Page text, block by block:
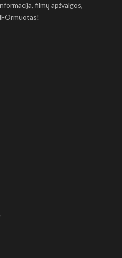
filmų apžvalgos,